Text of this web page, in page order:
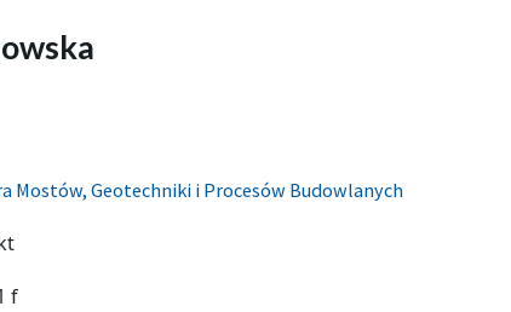
Mostów, Geotechniki i Procesów Budowlanych
f